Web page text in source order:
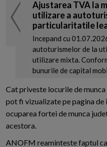
Ajustarea TVA la
utilizare a
particularitatile
Incepand cu
autoturismelor de la
utilizare mixta.
bunurile de capital
Cat priveste locurile de
pot fi vizualizate pe pagina
ocuparea fortei de munca
acestora.
ANOFM reaminteste faptul